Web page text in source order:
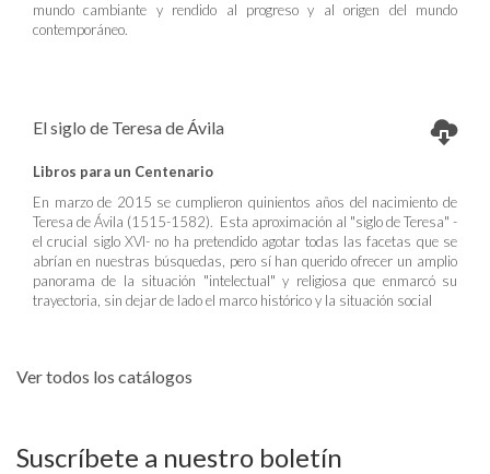
mundo cambiante y rendido al progreso y al origen del mundo
contemporáneo.
El siglo de Teresa de Ávila
Libros para un Centenario
En marzo de 2015 se cumplieron quinientos años del nacimiento de
Teresa de Ávila (1515-1582). Esta aproximación al "siglo de Teresa" -
el crucial siglo XVI- no ha pretendido agotar todas las facetas que se
abrían en nuestras búsquedas, pero sí han querido ofrecer un amplio
panorama de la situación "intelectual" y religiosa que enmarcó su
trayectoria, sin dejar de lado el marco histórico y la situación social
Ver todos los catálogos
Suscríbete a nuestro boletín